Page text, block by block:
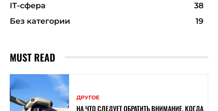
ІТ-сфера
38
Без категории
19
MUST READ
ДРУГОЕ
НА ЧТО СЛЕДУЕТ ОБРАТИТЬ ВНИМАНИЕ, КОГДА